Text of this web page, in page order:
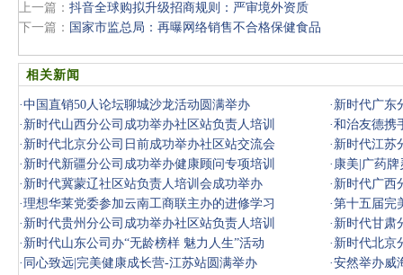
上一篇： 抖音全球购拟升级招商规则：严审境外资质
下一篇： 国家市监总局：再曝网络销售不合格保健食品
相关新闻
·中国直销50人论坛聊城沙龙活动圆满举办 · 新时代广东
· 新时代山西分公司成功举办社区站负责人培训 ·和治友德携
· 新时代北京分公司日前成功举办社区站交流会 · 新时代江苏
· 新时代新疆分公司成功举办健康顾问专项培训 · 康美|广药
· 新时代冀蒙辽社区站负责人培训会成功举办 · 新时代广西
·理想华莱党委参加云南工商联主办的进修学习 ·第十五届完
· 新时代贵州分公司成功举办社区站负责人培训 · 新时代甘肃
· 新时代山东公司办“无龄榜样 魅力人生”活动 · 新时代北京
· 同心致远|完美健康成长营-江苏站圆满举办 ·安然举办威